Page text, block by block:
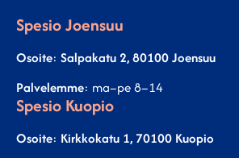
Spesio Joensuu
Osoite: Salpakatu 2, 80100 Joensuu
Palvelemme: ma–pe 8–14
Spesio Kuopio
Osoite: Kirkkokatu 1, 70100 Kuopio